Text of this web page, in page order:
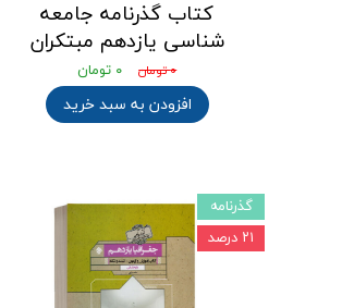
کتاب گذرنامه جامعه
شناسی یازدهم مبتکران
۰ تومان ۰ تومان
افزودن به سبد خرید
گذرنامه
۲۱ درصد